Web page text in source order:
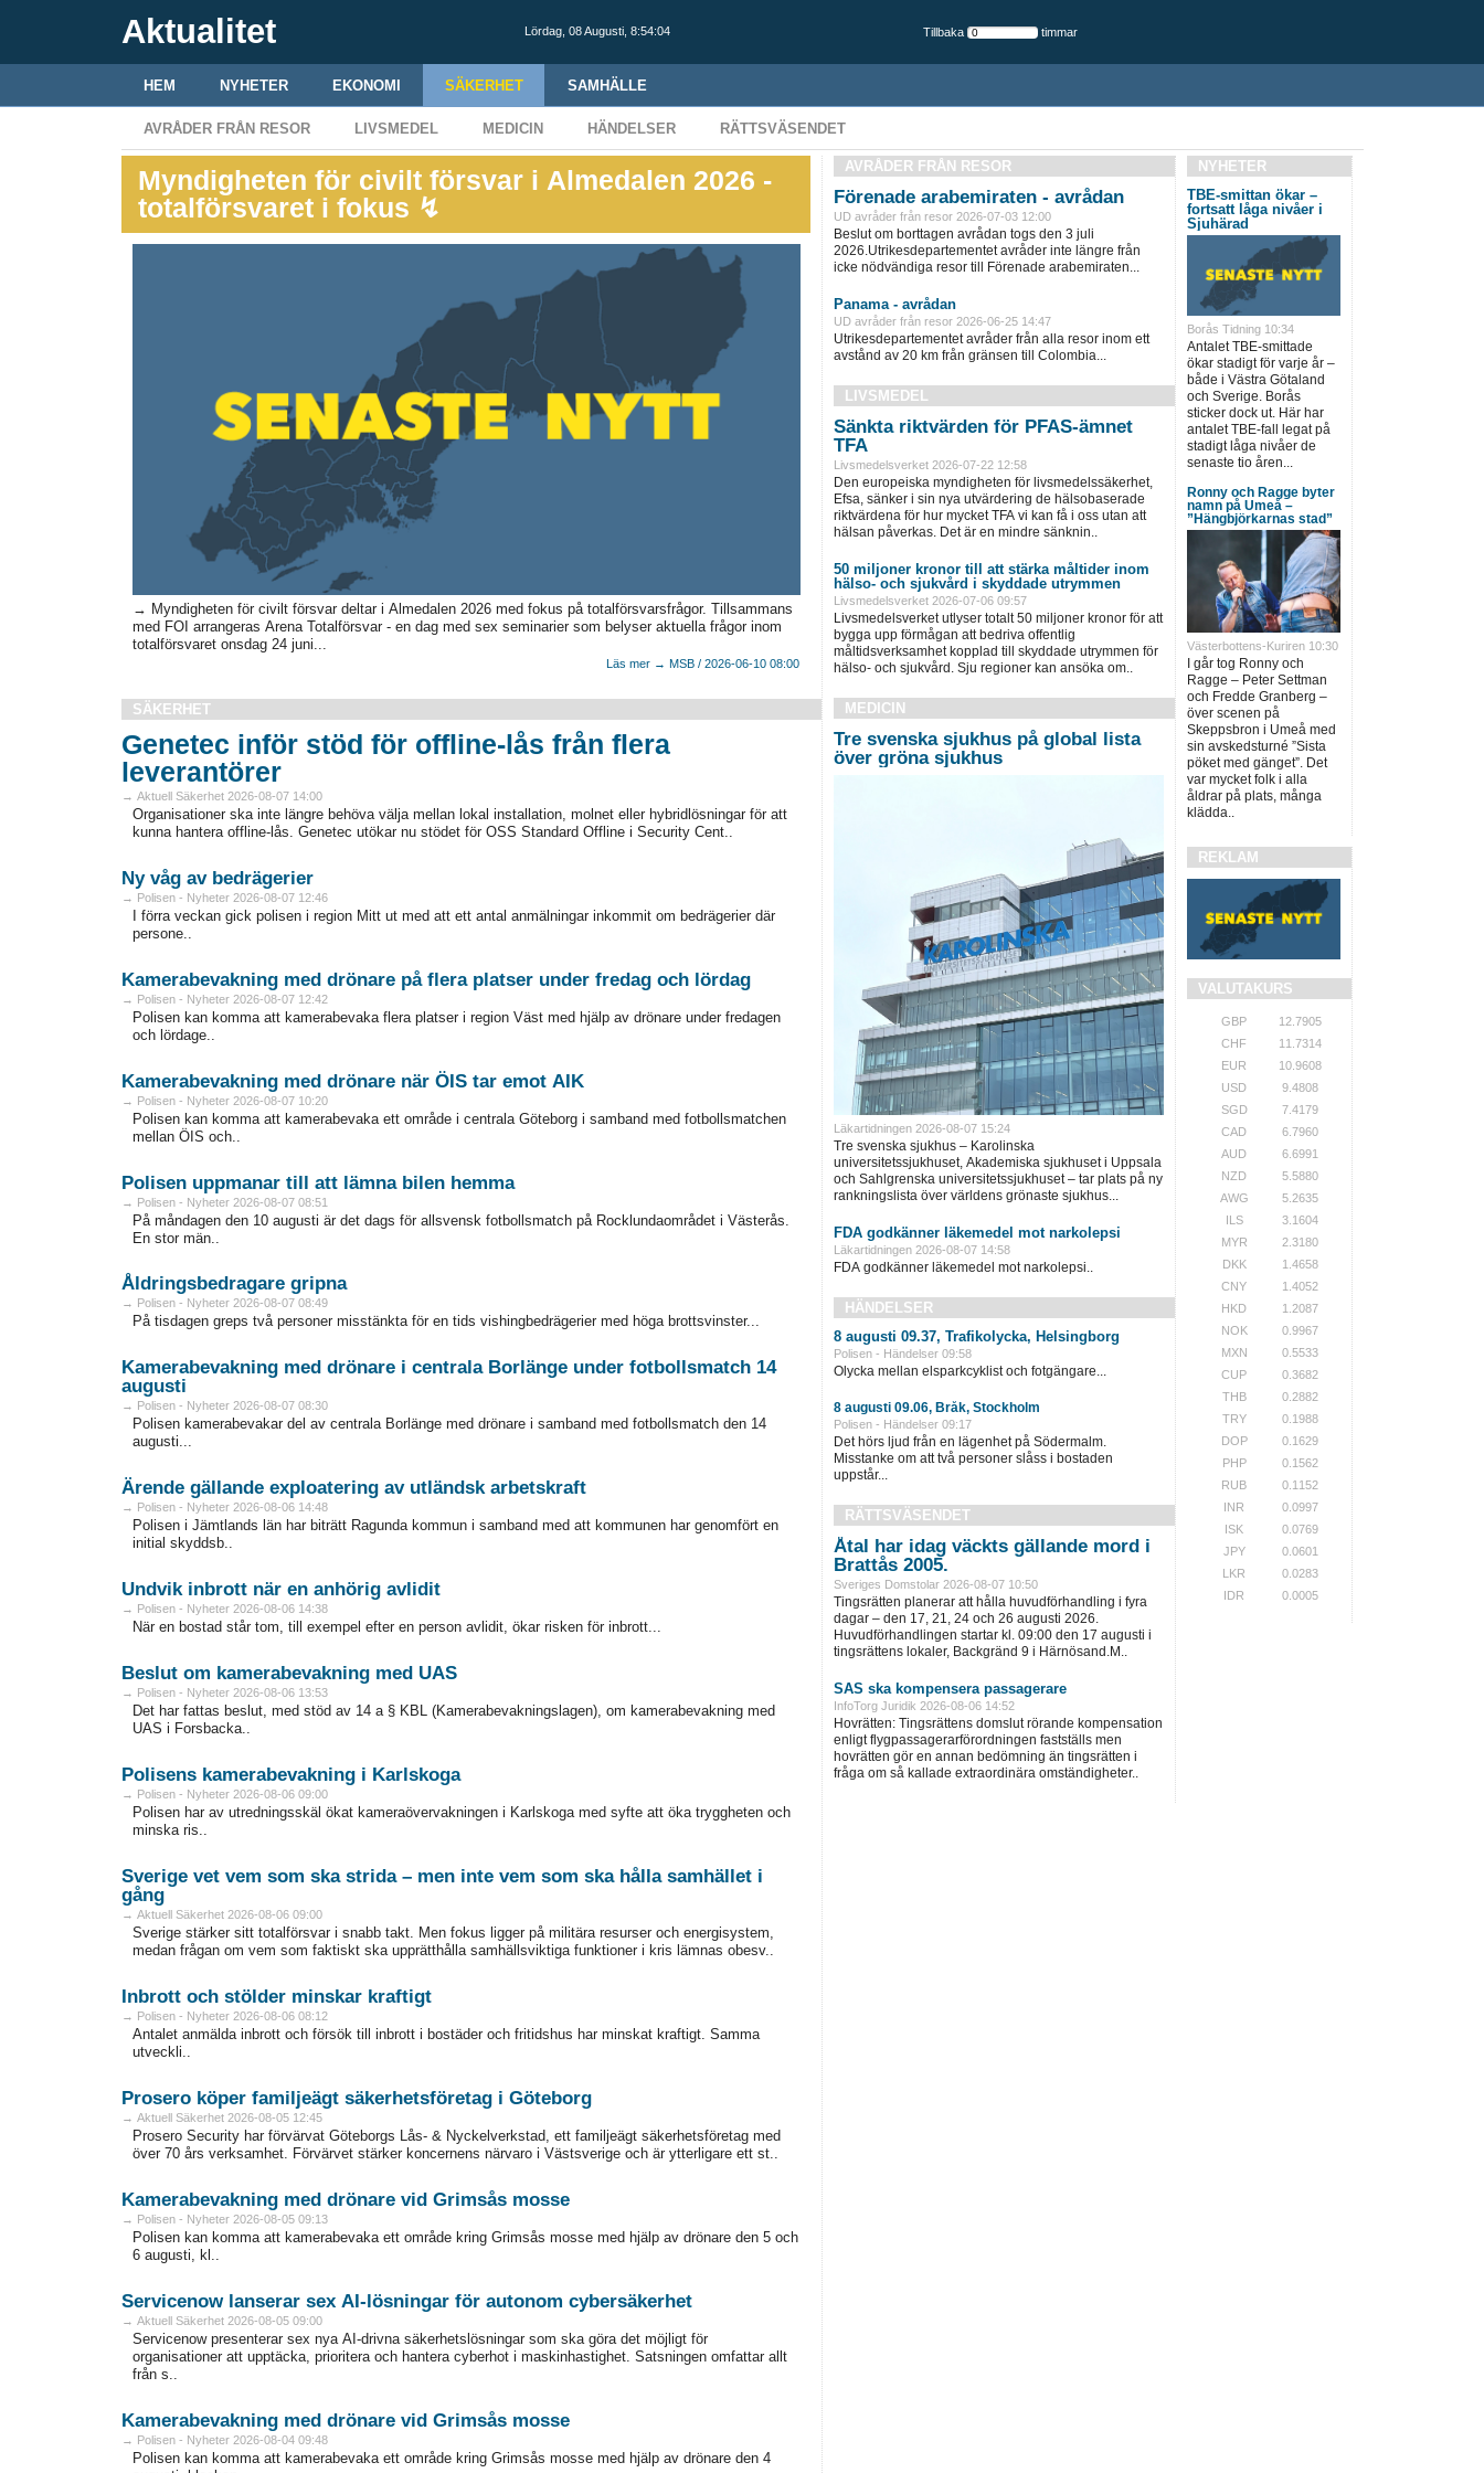
Aktualitet Lördag, 08 Augusti, 8:54:05 Tillbaka timmar
HEM NYHETER EKONOMI SÄKERHET SAMHÄLLE
AVRÅDER FRÅN RESOR LIVSMEDEL MEDICIN HÄNDELSER RÄTTSVÄSENDET
Myndigheten för civilt försvar i Almedalen 2026 -
totalförsvaret i fokus ↯
→ Myndigheten för civilt försvar deltar i Almedalen 2026 med fokus på totalförsvarsfrågor. Tillsammans
med FOI arrangeras Arena Totalförsvar - en dag med sex seminarier som belyser aktuella frågor inom
totalförsvaret onsdag 24 juni...
Läs mer → MSB / 2026-06-10 08:00
SÄKERHET
Genetec inför stöd för offline-lås från flera
leverantörer
→ Aktuell Säkerhet 2026-08-07 14:00
Organisationer ska inte längre behöva välja mellan lokal installation, molnet eller hybridlösningar för att
kunna hantera offline-lås. Genetec utökar nu stödet för OSS Standard Offline i Security Cent..
Ny våg av bedrägerier
→ Polisen - Nyheter 2026-08-07 12:46
I förra veckan gick polisen i region Mitt ut med att ett antal anmälningar inkommit om bedrägerier där
persone..
Kamerabevakning med drönare på flera platser under fredag och lördag
→ Polisen - Nyheter 2026-08-07 12:42
Polisen kan komma att kamerabevaka flera platser i region Väst med hjälp av drönare under fredagen
och lördage..
Kamerabevakning med drönare när ÖIS tar emot AIK
→ Polisen - Nyheter 2026-08-07 10:20
Polisen kan komma att kamerabevaka ett område i centrala Göteborg i samband med fotbollsmatchen
mellan ÖIS och..
Polisen uppmanar till att lämna bilen hemma
→ Polisen - Nyheter 2026-08-07 08:51
På måndagen den 10 augusti är det dags för allsvensk fotbollsmatch på Rocklundaområdet i Västerås.
En stor män..
Åldringsbedragare gripna
→ Polisen - Nyheter 2026-08-07 08:49
På tisdagen greps två personer misstänkta för en tids vishingbedrägerier med höga brottsvinster...
Kamerabevakning med drönare i centrala Borlänge under fotbollsmatch 14
augusti
→ Polisen - Nyheter 2026-08-07 08:30
Polisen kamerabevakar del av centrala Borlänge med drönare i samband med fotbollsmatch den 14
augusti...
Ärende gällande exploatering av utländsk arbetskraft
→ Polisen - Nyheter 2026-08-06 14:48
Polisen i Jämtlands län har biträtt Ragunda kommun i samband med att kommunen har genomfört en
initial skyddsb..
Undvik inbrott när en anhörig avlidit
→ Polisen - Nyheter 2026-08-06 14:38
När en bostad står tom, till exempel efter en person avlidit, ökar risken för inbrott...
Beslut om kamerabevakning med UAS
→ Polisen - Nyheter 2026-08-06 13:53
Det har fattas beslut, med stöd av 14 a § KBL (Kamerabevakningslagen), om kamerabevakning med
UAS i Forsbacka..
Polisens kamerabevakning i Karlskoga
→ Polisen - Nyheter 2026-08-06 09:00
Polisen har av utredningsskäl ökat kameraövervakningen i Karlskoga med syfte att öka tryggheten och
minska ris..
Sverige vet vem som ska strida – men inte vem som ska hålla samhället i
gång
→ Aktuell Säkerhet 2026-08-06 09:00
Sverige stärker sitt totalförsvar i snabb takt. Men fokus ligger på militära resurser och energisystem,
medan frågan om vem som faktiskt ska upprätthålla samhällsviktiga funktioner i kris lämnas obesv..
Inbrott och stölder minskar kraftigt
→ Polisen - Nyheter 2026-08-06 08:12
Antalet anmälda inbrott och försök till inbrott i bostäder och fritidshus har minskat kraftigt. Samma
utveckli..
Prosero köper familjeägt säkerhetsföretag i Göteborg
→ Aktuell Säkerhet 2026-08-05 12:45
Prosero Security har förvärvat Göteborgs Lås- & Nyckelverkstad, ett familjeägt säkerhetsföretag med
över 70 års verksamhet. Förvärvet stärker koncernens närvaro i Västsverige och är ytterligare ett st..
Kamerabevakning med drönare vid Grimsås mosse
→ Polisen - Nyheter 2026-08-05 09:13
Polisen kan komma att kamerabevaka ett område kring Grimsås mosse med hjälp av drönare den 5 och
6 augusti, kl..
Servicenow lanserar sex AI-lösningar för autonom cybersäkerhet
→ Aktuell Säkerhet 2026-08-05 09:00
Servicenow presenterar sex nya AI-drivna säkerhetslösningar som ska göra det möjligt för
organisationer att upptäcka, prioritera och hantera cyberhot i maskinhastighet. Satsningen omfattar allt
från s..
Kamerabevakning med drönare vid Grimsås mosse
→ Polisen - Nyheter 2026-08-04 09:48
Polisen kan komma att kamerabevaka ett område kring Grimsås mosse med hjälp av drönare den 4
AVRÅDER FRÅN RESOR
Förenade arabemiraten - avrådan
UD avråder från resor 2026-07-03 12:00
Beslut om borttagen avrådan togs den 3 juli
2026.Utrikesdepartementet avråder inte längre från
icke nödvändiga resor till Förenade arabemiraten...
Panama - avrådan
UD avråder från resor 2026-06-25 14:47
Utrikesdepartementet avråder från alla resor inom ett
avstånd av 20 km från gränsen till Colombia...
LIVSMEDEL
Sänkta riktvärden för PFAS-ämnet
TFA
Livsmedelsverket 2026-07-22 12:58
Den europeiska myndigheten för livsmedelssäkerhet,
Efsa, sänker i sin nya utvärdering de hälsobaserade
riktvärdena för hur mycket TFA vi kan få i oss utan att
hälsan påverkas. Det är en mindre sänknin..
50 miljoner kronor till att stärka måltider inom
hälso- och sjukvård i skyddade utrymmen
Livsmedelsverket 2026-07-06 09:57
Livsmedelsverket utlyser totalt 50 miljoner kronor för att
bygga upp förmågan att bedriva offentlig
måltidsverksamhet kopplad till skyddade utrymmen för
hälso- och sjukvård. Sju regioner kan ansöka om..
MEDICIN
Tre svenska sjukhus på global lista
över gröna sjukhus
Läkartidningen 2026-08-07 15:24
Tre svenska sjukhus – Karolinska
universitetssjukhuset, Akademiska sjukhuset i Uppsala
och Sahlgrenska universitetssjukhuset – tar plats på ny
rankningslista över världens grönaste sjukhus...
FDA godkänner läkemedel mot narkolepsi
Läkartidningen 2026-08-07 14:58
FDA godkänner läkemedel mot narkolepsi..
HÄNDELSER
8 augusti 09.37, Trafikolycka, Helsingborg
Polisen - Händelser 09:58
Olycka mellan elsparkcyklist och fotgängare...
8 augusti 09.06, Bråk, Stockholm
Polisen - Händelser 09:17
Det hörs ljud från en lägenhet på Södermalm.
Misstanke om att två personer slåss i bostaden
uppstår...
RÄTTSVÄSENDET
Åtal har idag väckts gällande mord i
Brattås 2005.
Sveriges Domstolar 2026-08-07 10:50
Tingsrätten planerar att hålla huvudförhandling i fyra
dagar – den 17, 21, 24 och 26 augusti 2026.
Huvudförhandlingen startar kl. 09:00 den 17 augusti i
tingsrättens lokaler, Backgränd 9 i Härnösand.M..
SAS ska kompensera passagerare
InfoTorg Juridik 2026-08-06 14:52
Hovrätten: Tingsrättens domslut rörande kompensation
enligt flygpassagerarförordningen fastställs men
hovrätten gör en annan bedömning än tingsrätten i
fråga om så kallade extraordinära omständigheter..
NYHETER
TBE-smittan ökar –
fortsatt låga nivåer i
Sjuhärad
Borås Tidning 10:34
Antalet TBE-smittade
ökar stadigt för varje år –
både i Västra Götaland
och Sverige. Borås
sticker dock ut. Här har
antalet TBE-fall legat på
stadigt låga nivåer de
senaste tio åren...
Ronny och Ragge byter
namn på Umeå –
”Hängbjörkarnas stad”
Västerbottens-Kuriren 10:30
I går tog Ronny och
Ragge – Peter Settman
och Fredde Granberg –
över scenen på
Skeppsbron i Umeå med
sin avskedsturné ”Sista
pöket med gänget”. Det
var mycket folk i alla
åldrar på plats, många
klädda..
REKLAM
VALUTAKURS
GBP
12.7905
CHF
11.7314
EUR
10.9608
USD
9.4808
SGD
7.4179
CAD
6.7960
AUD
6.6991
NZD
5.5880
AWG
5.2635
ILS
3.1604
MYR
2.3180
DKK
1.4658
CNY
1.4052
HKD
1.2087
NOK
0.9967
MXN
0.5533
CUP
0.3682
THB
0.2882
TRY
0.1988
DOP
0.1629
PHP
0.1562
RUB
0.1152
INR
0.0997
ISK
0.0769
JPY
0.0601
LKR
0.0283
IDR
0.0005